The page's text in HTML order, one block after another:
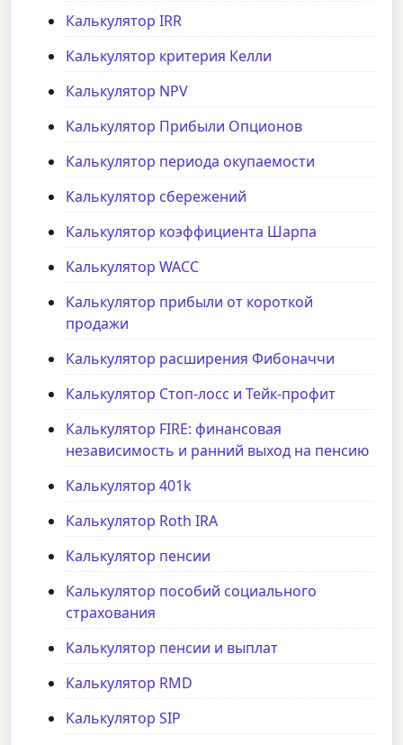
Калькулятор IRR
Калькулятор критерия Келли
Калькулятор NPV
Калькулятор Прибыли Опционов
Калькулятор периода окупаемости
Калькулятор сбережений
Калькулятор коэффициента Шарпа
Калькулятор WACC
Калькулятор прибыли от короткой
продажи
Калькулятор расширения Фибоначчи
Калькулятор Стоп-лосс и Тейк-профит
Калькулятор FIRE: финансовая
независимость и ранний выход на пенсию
Калькулятор 401k
Калькулятор Roth IRA
Калькулятор пенсии
Калькулятор пособий социального
страхования
Калькулятор пенсии и выплат
Калькулятор RMD
Калькулятор SIP